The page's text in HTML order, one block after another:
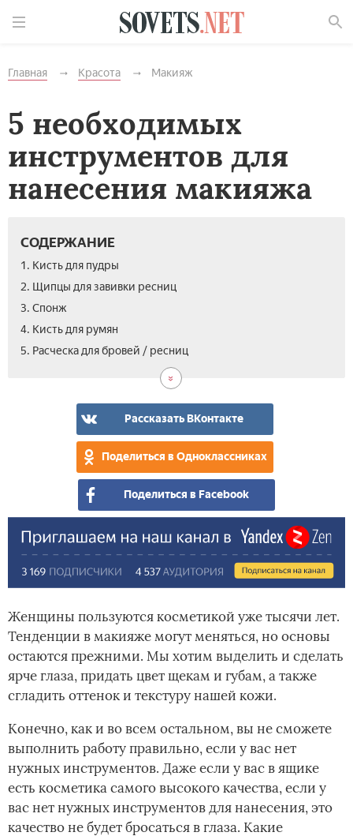
Главная Красота Макияж
5 необходимых
инструментов для
нанесения макияжа
СОДЕРЖАНИЕ
1. Кисть для пудры
2. Щипцы для завивки ресниц
3. Спонж
4. Кисть для румян
5. Расческа для бровей / ресниц
Рассказать ВКонтакте
Поделиться в Одноклассниках
Поделиться в Facebook
Женщины пользуются косметикой уже тысячи лет.
Тенденции в макияже могут меняться, но основы
остаются прежними. Мы хотим выделить и сделать
ярче глаза, придать цвет щекам и губам, а также
сгладить оттенок и текстуру нашей кожи.
Конечно, как и во всем остальном, вы не сможете
выполнить работу правильно, если у вас нет
нужных инструментов. Даже если у вас в ящике
есть косметика самого высокого качества, если у
вас нет нужных инструментов для нанесения, это
качество не будет бросаться в глаза. Какие